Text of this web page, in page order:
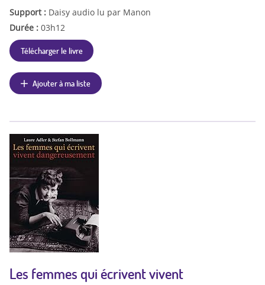
Support : Daisy audio lu par Manon
Durée : 03h12
Télécharger le livre
Ajouter à ma liste
Les femmes qui écrivent vivent